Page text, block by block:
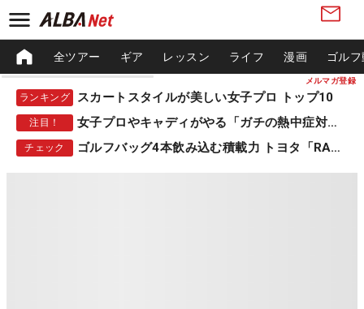
メルマガ登録
全ツアー ギア レッスン ライフ 漫画 ゴル
ランキング スカートスタイルが美しい女子プロ トップ10
注目！ 女子プロやキャディがやる「ガチの熱中症対策」
チェック ゴルフバッグ4本飲み込む積載力 トヨタ「RAV4」